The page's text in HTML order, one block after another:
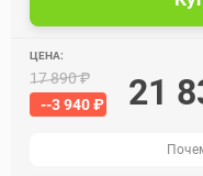
ЦЕНА:
17 890 ₽
--3 940 ₽
21